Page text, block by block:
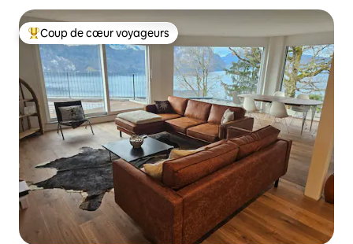
Coups de cœur voyageurs les plus appréciés
Coup de cœur voyageurs